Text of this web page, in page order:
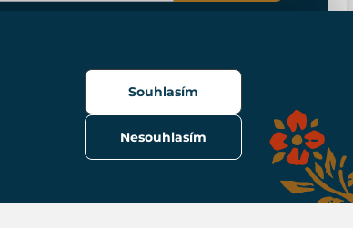
Nesouhlasím
Souhlasím